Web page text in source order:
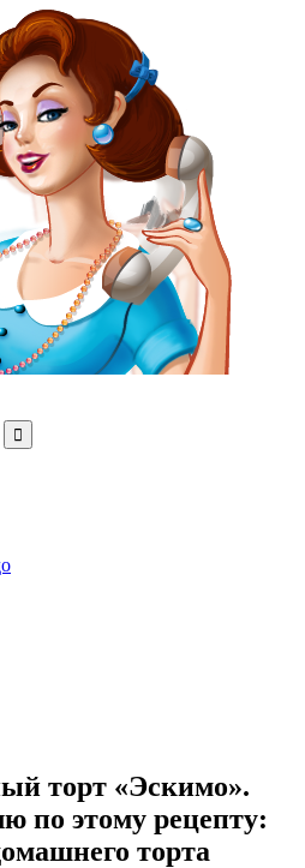
торт «Эскимо».
по этому рецепту:
торта